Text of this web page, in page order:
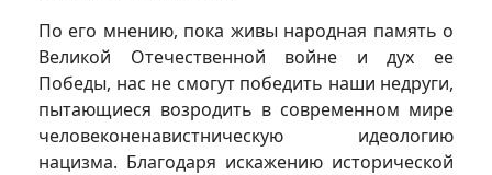
По его мнению, пока живы народная память о
Великой Отечественной войне и дух ее
Победы, нас не смогут победить наши недруги,
пытающиеся возродить в современном мире
человеконенавистническую идеологию
нацизма. Благодаря искажению исторической